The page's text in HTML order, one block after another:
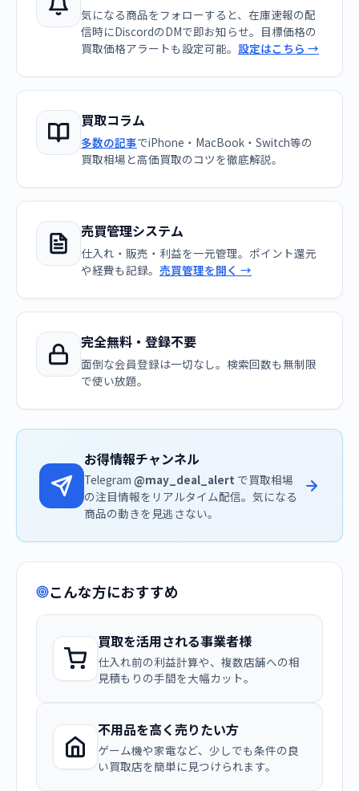
気になる商品をフォローすると、在庫速報の配
信時にDiscordのDMで即お知らせ。目標価格の
買取価格アラートも設定可能。 設定はこちら →
買取コラム
多数の記事でiPhone・MacBook・Switch等の
買取相場と高価買取のコツを徹底解説。
売買管理システム
仕入れ・販売・利益を一元管理。ポイント還元
や経費も記録。 売買管理を開く →
完全無料・登録不要
面倒な会員登録は一切なし。検索回数も無制限
で使い放題。
お得情報チャンネル
Telegram @may_deal_alert で買取相場
の注目情報をリアルタイム配信。気になる
商品の動きを見逃さない。
こんな方におすすめ
買取を活用される事業者様
仕入れ前の利益計算や、複数店舗への相
見積もりの手間を大幅カット。
不用品を高く売りたい方
ゲーム機や家電など、少しでも条件の良
い買取店を簡単に見つけられます。